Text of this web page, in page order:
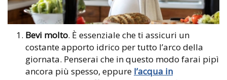
Bevi molto. È essenziale che ti assicuri un
costante apporto idrico per tutto l’arco della
giornata. Penserai che in questo modo farai pipì
ancora più spesso, eppure l’acqua in